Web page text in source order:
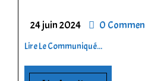
24 juin 2024 0
Lire Le Communiqué...